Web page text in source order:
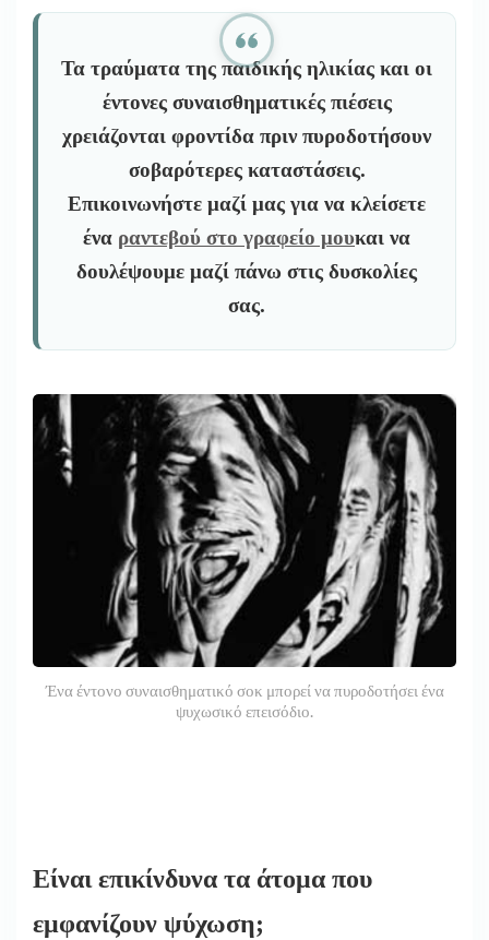
Τα τραύματα της παιδικής ηλικίας και οι
έντονες συναισθηματικές πιέσεις
χρειάζονται φροντίδα πριν πυροδοτήσουν
σοβαρότερες καταστάσεις.
Επικοινωνήστε μαζί μας για να κλείσετε
ένα ραντεβού στο γραφείο μουκαι να
δουλέψουμε μαζί πάνω στις δυσκολίες
σας.
Ένα έντονο συναισθηματικό σοκ μπορεί να πυροδοτήσει ένα
ψυχωσικό επεισόδιο.
Είναι επικίνδυνα τα άτομα που
εμφανίζουν ψύχωση;